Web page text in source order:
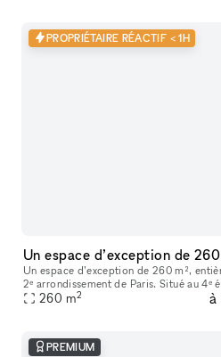
PROPRIÉTAIRE RÉACTIF < 1H
Un espace d’exception de 260 m²,
2ᵉ arrondissement de Paris. Situé au 4ᵉ
grandes huisseries, ce nouvel espace
260 m2 à
PREMIUM